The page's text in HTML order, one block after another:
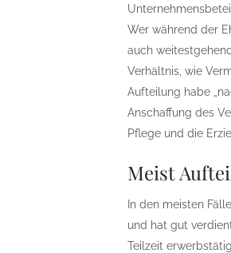
Wer während der
auch
Verhältnis, wie
Aufteilung habe
Anschaffung des
Pflege und die
Meist
In den meisten
und hat gut
Teilzeit